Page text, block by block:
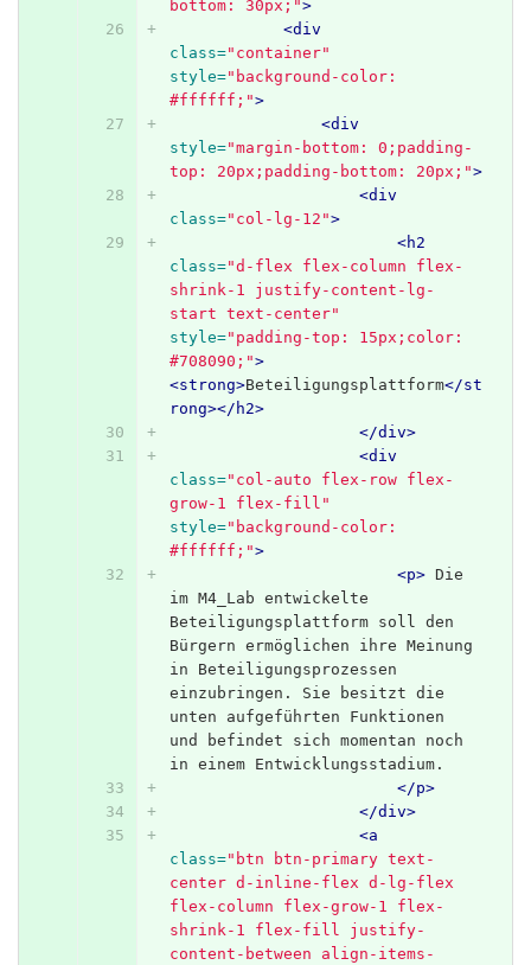
bottom: 30px;">
<div
class="container"
style="background-color:
#ffffff;">
<div
style="margin-bottom: 0;padding-
top: 20px;padding-bottom: 20px;">
<div
class="col-lg-12">
<h2
class="d-flex flex-column flex-
shrink-1 justify-content-lg-
start text-center"
style="padding-top: 15px;color:
#708090;">
<strong>Beteiligungsplattform</st
rong></h2>
</div>
<div
class="col-auto flex-row flex-
grow-1 flex-fill"
style="background-color:
#ffffff;">
<p> Die
im M4_Lab entwickelte
Beteiligungsplattform soll den
Bürgern ermöglichen ihre Meinung
in Beteiligungsprozessen
einzubringen. Sie besitzt die
unten aufgeführten Funktionen
und befindet sich momentan noch
in einem Entwicklungsstadium.
</p>
</div>
<a
class="btn btn-primary text-
center d-inline-flex d-lg-flex
flex-column flex-grow-1 flex-
shrink-1 flex-fill justify-
content-between align-items-